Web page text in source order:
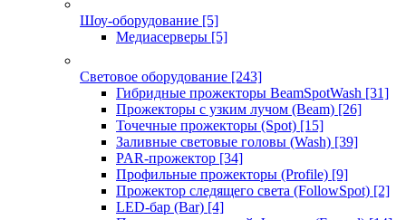
Шоу-оборудование [5]
Медиасерверы [5]
Световое оборудование [243]
Гибридные прожекторы BeamSpotWash [31]
Прожекторы с узким лучом (Beam) [26]
Точечные прожекторы (Spot) [15]
Заливные световые головы (Wash) [39]
PAR-прожектор [34]
Профильные прожекторы (Profile) [9]
Прожектор следящего света (FollowSpot) [2]
LED-бар (Bar) [4]